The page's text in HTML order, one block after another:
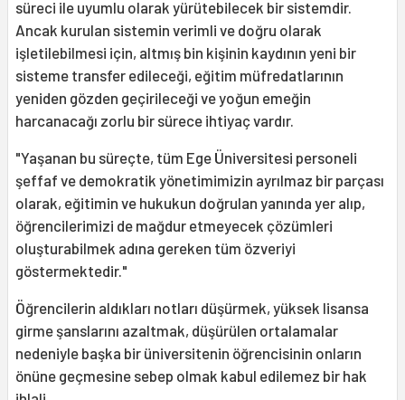
süreci ile uyumlu olarak yürütebilecek bir sistemdir.
Ancak kurulan sistemin verimli ve doğru olarak
işletilebilmesi için, altmış bin kişinin kaydının yeni bir
sisteme transfer edileceği, eğitim müfredatlarının
yeniden gözden geçirileceği ve yoğun emeğin
harcanacağı zorlu bir sürece ihtiyaç vardır.
"Yaşanan bu süreçte, tüm Ege Üniversitesi personeli
şeffaf ve demokratik yönetimimizin ayrılmaz bir parçası
olarak, eğitimin ve hukukun doğrulan yanında yer alıp,
öğrencilerimizi de mağdur etmeyecek çözümleri
oluşturabilmek adına gereken tüm özveriyi
göstermektedir."
Öğrencilerin aldıkları notları düşürmek, yüksek lisansa
girme şanslarını azaltmak, düşürülen ortalamalar
nedeniyle başka bir üniversitenin öğrencisinin onların
önüne geçmesine sebep olmak kabul edilemez bir hak